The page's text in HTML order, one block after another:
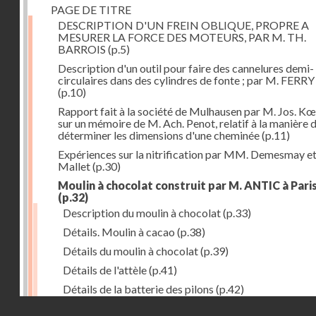
PAGE DE TITRE
DESCRIPTION D'UN FREIN OBLIQUE, PROPRE A
MESURER LA FORCE DES MOTEURS, PAR M. TH.
BARROIS (p.5)
Description d'un outil pour faire des cannelures demi-
circulaires dans des cylindres de fonte ; par M.
(p.10)
Rapport fait à la société de Mulhausen par M. Jos.
sur un mémoire de M. Ach. Penot, relatif à la manière
déterminer les dimensions d'une cheminée(p.11)
Expériences sur la nitrification par MM. Demesmay et
Mallet(p.30)
Moulin à chocolat construit par M. ANTIC à
(p.32)
Description du moulin à chocolat(p.33)
Détails. Moulin à cacao (p.38)
Détails du moulin à chocolat(p.39)
Détails de l'attèle(p.41)
Détails de la batterie des pilons (p.42)